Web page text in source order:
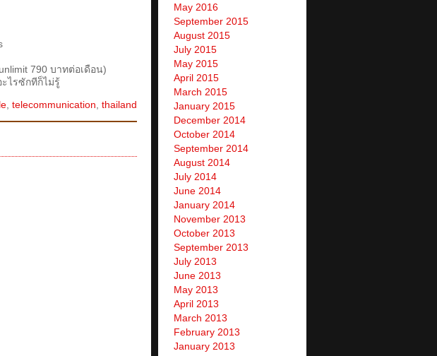
790 บาทต่อเดือน)
ไรซักทีก็ไม่รู้
telecommunication thailand
May 2016
September 2015
August 2015
July 2015
May 2015
April 2015
March 2015
January 2015
December 2014
October 2014
September 2014
August 2014
July 2014
June 2014
January 2014
November 2013
October 2013
September 2013
July 2013
June 2013
May 2013
April 2013
March 2013
February 2013
January 2013